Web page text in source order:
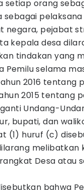
setiap orang
negara, pejabat
kepala desa
tindakan yang
Pemilu selama
2016
2015 tentang
Undang-
bupati, dan
(1) huruf (c)
melibatkan
Desa atau
bahwa